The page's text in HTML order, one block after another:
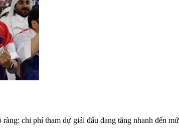
chi phí tham dự giải đấu đang tăng nhanh đến